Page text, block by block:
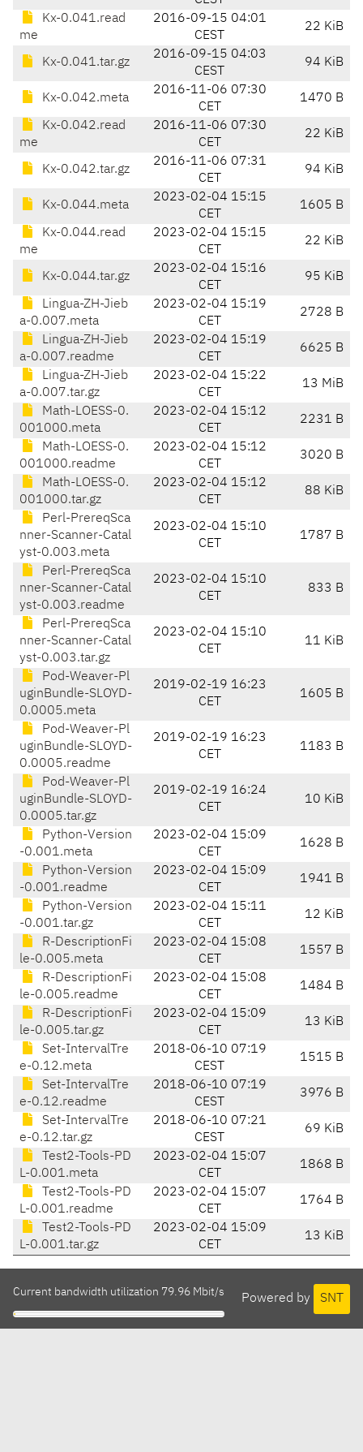
Kx-0.041.read
me
2016-09-15 04:01
CEST
22 KiB
Kx-0.041.tar.gz
2016-09-15 04:03
CEST
94 KiB
Kx-0.042.meta
2016-11-06 07:30
CET
1470 B
Kx-0.042.read
me
2016-11-06 07:30
CET
22 KiB
Kx-0.042.tar.gz
2016-11-06 07:31
CET
94 KiB
Kx-0.044.meta
2023-02-04 15:15
CET
1605 B
Kx-0.044.read
me
2023-02-04 15:15
CET
22 KiB
Kx-0.044.tar.gz
2023-02-04 15:16
CET
95 KiB
Lingua-ZH-Jieb
a-0.007.meta
2023-02-04 15:19
CET
2728 B
Lingua-ZH-Jieb
a-0.007.readme
2023-02-04 15:19
CET
6625 B
Lingua-ZH-Jieb
a-0.007.tar.gz
2023-02-04 15:22
CET
13 MiB
Math-LOESS-0.
001000.meta
2023-02-04 15:12
CET
2231 B
Math-LOESS-0.
001000.readme
2023-02-04 15:12
CET
3020 B
Math-LOESS-0.
001000.tar.gz
2023-02-04 15:12
CET
88 KiB
Perl-PrereqSca
nner-Scanner-Catal
yst-0.003.meta
2023-02-04 15:10
CET
1787 B
Perl-PrereqSca
nner-Scanner-Catal
yst-0.003.readme
2023-02-04 15:10
CET
833 B
Perl-PrereqSca
nner-Scanner-Catal
yst-0.003.tar.gz
2023-02-04 15:10
CET
11 KiB
Pod-Weaver-Pl
uginBundle-SLOYD-
0.0005.meta
2019-02-19 16:23
CET
1605 B
Pod-Weaver-Pl
uginBundle-SLOYD-
0.0005.readme
2019-02-19 16:23
CET
1183 B
Pod-Weaver-Pl
uginBundle-SLOYD-
0.0005.tar.gz
2019-02-19 16:24
CET
10 KiB
Python-Version
-0.001.meta
2023-02-04 15:09
CET
1628 B
Python-Version
-0.001.readme
2023-02-04 15:09
CET
1941 B
Python-Version
-0.001.tar.gz
2023-02-04 15:11
CET
12 KiB
R-DescriptionFi
le-0.005.meta
2023-02-04 15:08
CET
1557 B
R-DescriptionFi
le-0.005.readme
2023-02-04 15:08
CET
1484 B
R-DescriptionFi
le-0.005.tar.gz
2023-02-04 15:09
CET
13 KiB
Set-IntervalTre
e-0.12.meta
2018-06-10 07:19
CEST
1515 B
Set-IntervalTre
e-0.12.readme
2018-06-10 07:19
CEST
3976 B
Set-IntervalTre
e-0.12.tar.gz
2018-06-10 07:21
CEST
69 KiB
Test2-Tools-PD
L-0.001.meta
2023-02-04 15:07
CET
1868 B
Test2-Tools-PD
L-0.001.readme
2023-02-04 15:07
CET
1764 B
Test2-Tools-PD
L-0.001.tar.gz
2023-02-04 15:09
CET
13 KiB
Powered by SNT
Current bandwidth utilization 79.96 Mbit/s